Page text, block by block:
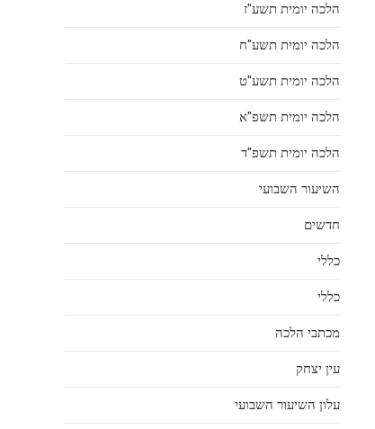
הלכה יומית תשע"ז
הלכה יומית תשע"ח
הלכה יומית תשע"ט
הלכה יומית תשפ"א
הלכה יומית תשפ"ד
השיעור השבועי
חדשים
כללי
כללי
מכתבי הלכה
עין יצחק
עלון השיעור השבועי